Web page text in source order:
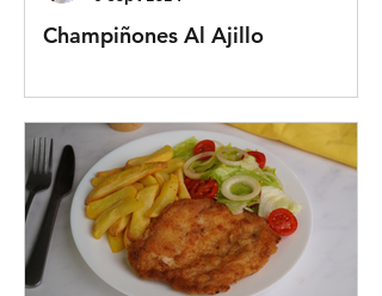
Champiñones Al Ajillo